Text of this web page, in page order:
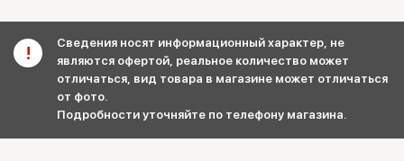
Сведения носят информационный характер, не
являются офертой, реальное количество может
отличаться, вид товара в магазине может отличаться
от фото.
Подробности уточняйте по телефону магазина.